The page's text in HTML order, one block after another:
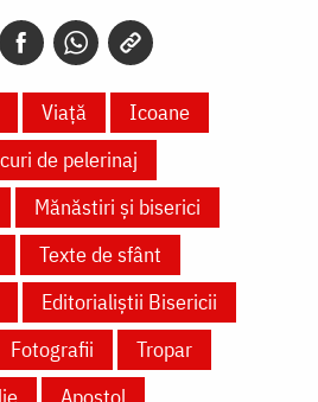
Viață
Icoane
de pelerinaj
Mănăstiri și biserici
Texte de sfânt
Editorialiștii Bisericii
Fotografii
Tropar